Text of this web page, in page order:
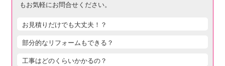
もお気軽にお問合せください。
お見積りだけでも大丈夫！？
部分的なリフォームもできる？
工事はどのくらいかかるの？